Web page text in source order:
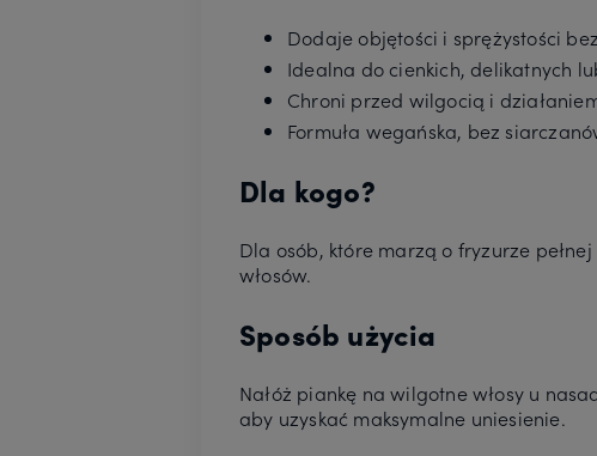
Dodaje objętości i sprężystości
Idealna do cienkich, delikatnych
Chroni przed wilgocią i
Formuła wegańska, bez
Dla kogo?
Dla osób, które marzą o fryzurze
włosów.
Sposób użycia
Nałóż piankę na wilgotne włosy u
aby uzyskać maksymalne uniesienie.